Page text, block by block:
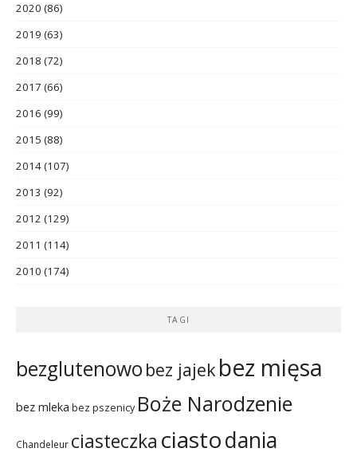
2020 (86)
2019 (63)
2018 (72)
2017 (66)
2016 (99)
2015 (88)
2014(107)
2013 (92)
2012 (129)
2011 (114)
2010 (174)
TAGI
bezglutenowo bez jajekbez mięsa
bez mleka bez pszenicy Boże Narodzenie
Chandeleur ciasteczka ciastodania